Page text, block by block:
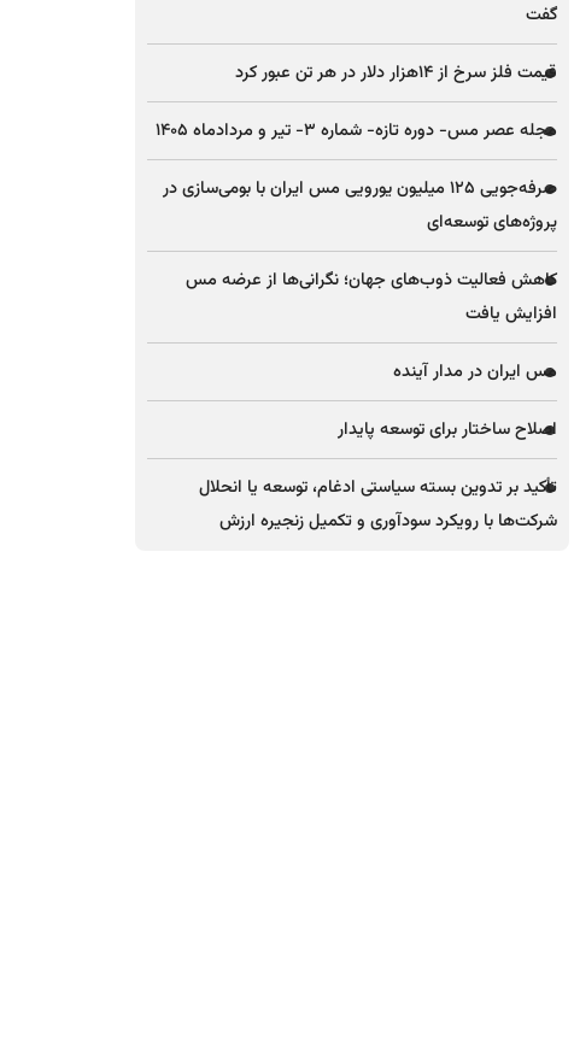
گفت
قیمت فلز سرخ از ۱۴هزار دلار در هر تن عبور کرد
مجله عصر مس- دوره تازه- شماره ۳- تیر و مردادماه ۱۴۰۵
صرفه‌جویی ۱۲۵ میلیون یورویی مس ایران با بومی‌سازی در
پروژه‌های توسعه‌ای
کاهش فعالیت ذوب‌های جهان؛ نگرانی‌ها از عرضه مس
افزایش یافت
مس ایران در مدار آینده
اصلاح ساختار برای توسعه پایدار
تأکید بر تدوین بسته سیاستی ادغام، توسعه یا انحلال
شرکت‌ها با رویکرد سودآوری و تکمیل زنجیره ارزش